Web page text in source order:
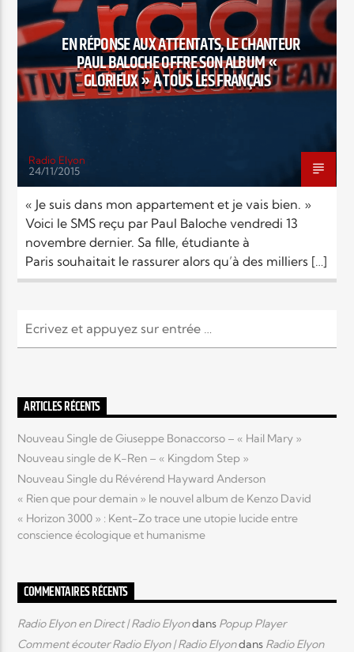
TITRE
ARTISTE
Radio Elyon
Elyon Rhema
Elyon Hits
Elyon Live
Elyon Kids
EN RÉPONSE AUX ATTENTATS, LE CHANTEUR
PAUL BALOCHE OFFRE SON ALBUM «
GLORIEUX » À TOUS LES FRANÇAIS
Radio Elyon
24/11/2015
« Je suis dans mon appartement et je vais bien. »
Voici le SMS reçu par Paul Baloche vendredi 13
novembre dernier. Sa fille, étudiante à
Paris souhaitait le rassurer alors qu’à des milliers […]
ARTICLES RÉCENTS
Nouveau Single de Giuseppe Bonaccorso – « Hail Mary »
Nouveau single de K-Ren – « Kingdom Step »
Nouveau Single du Révérend Hayward Anderson
« Rien que pour demain » le nouvel album de Kenzo David
« Horizon 3000 » : Kent-Zo trace une utopie lucide entre
conscience écologique et humanisme
COMMENTAIRES RÉCENTS
Radio Elyon en Direct | Radio Elyondans Popup Player
Comment écouter Radio Elyon | Radio Elyondans Radio Elyon